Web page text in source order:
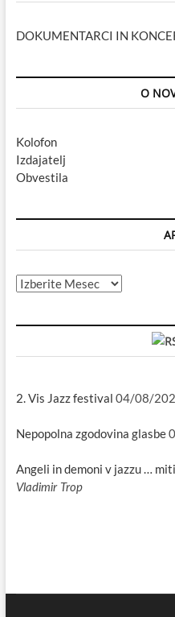
DOKUMENTARCI IN
O
Kolofon
Izdajatelj
Obvestila
Arhiv
2. Vis Jazz festival 04/08/
Nepopolna zgodovina glasbe
Angeli in demoni v jazzu …
Vladimir Trop